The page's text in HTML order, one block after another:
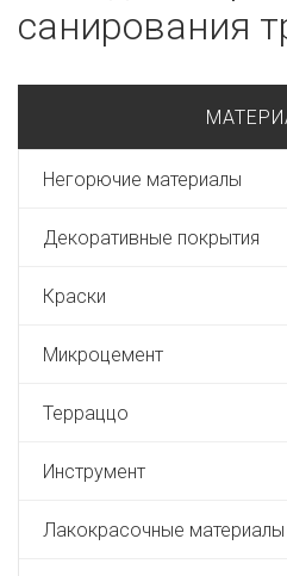
санирования
Негорючие материалы
Декоративные покрытия
Краски
Микроцемент
Терраццо
Инструмент
Лакокрасочные материалы